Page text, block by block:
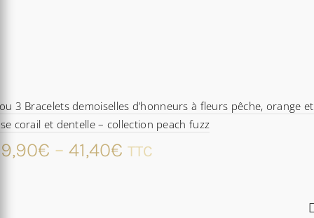
3 Bracelets demoiselles d’honneurs à fleurs pêche, orange et
corail et dentelle – collection peach fuzz
€ – 41,40€ TTC